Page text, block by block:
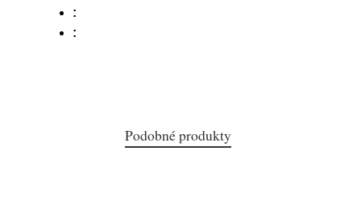
:
:
Podobné produkty